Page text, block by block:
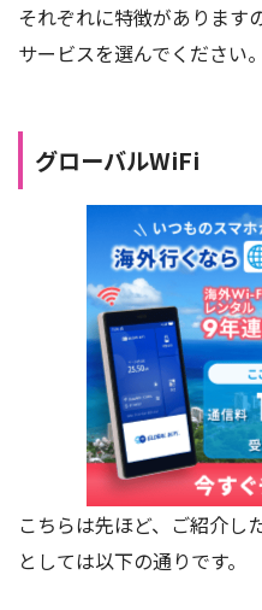
それぞれに特徴があります
サービスを選んでください。
グローバルWiFi
こちらは先ほど、ご紹介し
としては以下の通りです。